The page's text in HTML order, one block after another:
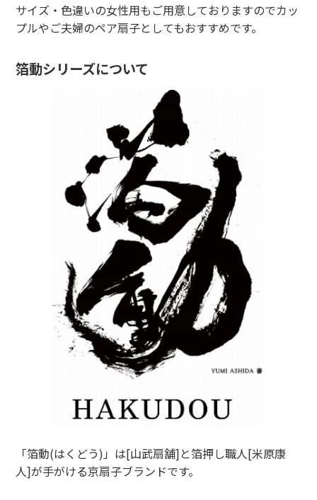
サイズ・色違いの女性用もご用意しておりますのでカッ
プルやご夫婦のペア扇子としてもおすすめです。
箔動シリーズについて
「箔動(はくどう)」は[山武扇舗]と箔押し職人[米原康
人]が手がける京扇子ブランドです。